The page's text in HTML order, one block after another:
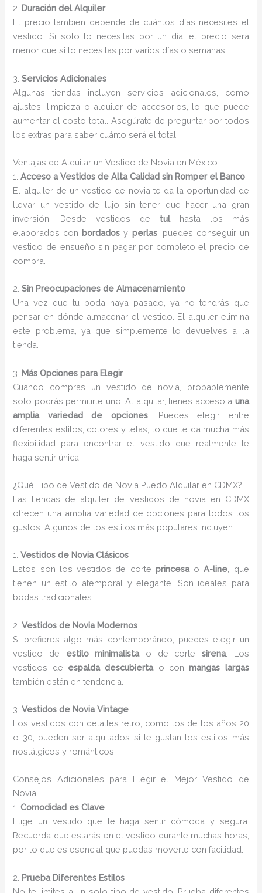
2. Duración del Alquiler
El precio también depende de cuántos días necesites el
vestido. Si solo lo necesitas por un día, el precio será
menor que si lo necesitas por varios días o semanas.
3.Servicios Adicionales
Algunas tiendas incluyen servicios adicionales, como
ajustes, limpieza o alquiler de accesorios, lo que puede
aumentar el costo total. Asegúrate de preguntar por todos
los extras para saber cuánto será el total.
Ventajas de Alquilar un Vestido de Novia en México
1.Acceso a Vestidos de Alta Calidad sin Romper el Banco
El alquiler de un vestido de novia te da la oportunidad de
llevar un vestido de lujo sin tener que hacer una gran
inversión. Desde vestidos de tulhasta los más
elaborados con bordados y perlas, puedes conseguir un
vestido de ensueño sin pagar por completo el precio de
compra.
2.Sin Preocupaciones de Almacenamiento
Una vez que tu boda haya pasado, ya no tendrás que
pensar en dónde almacenar el vestido. El alquiler elimina
este problema, ya que simplemente lo devuelves a la
tienda.
3. Más Opciones para Elegir
Cuando compras un vestido de novia, probablemente
solo podrás permitirte uno. Al alquilar, tienes acceso a una
amplia variedad de opciones . Puedes elegir entre
diferentes estilos, colores y telas, lo que te da mucha más
flexibilidad para encontrar el vestido que realmente te
haga sentir única.
¿Qué Tipo de Vestido de Novia Puedo Alquilar en CDMX?
Las tiendas de alquiler de vestidos de novia en CDMX
ofrecen una amplia variedad de opciones para todos los
gustos. Algunos de los estilos más populares incluyen:
1.Vestidos de Novia Clásicos
Estos son los vestidos de corte princesaoA-line, que
tienen un estilo atemporal y elegante. Son ideales para
bodas tradicionales.
2.Vestidos de Novia Modernos
Si prefieres algo más contemporáneo, puedes elegir un
vestido de estilo minimalistao de corte sirena. Los
vestidos de espalda descubiertao conmangas largas
también están en tendencia.
3.Vestidos de Novia Vintage
Los vestidos con detalles retro, como los de los años 20
o 30, pueden ser alquilados si te gustan los estilos más
nostálgicos y románticos.
Consejos Adicionales para Elegir el Mejor Vestido de
Novia
1.Comodidad es Clave
Elige un vestido que te haga sentir cómoda y segura.
Recuerda que estarás en el vestido durante muchas horas,
por lo que es esencial que puedas moverte con facilidad.
2. Prueba Diferentes Estilos